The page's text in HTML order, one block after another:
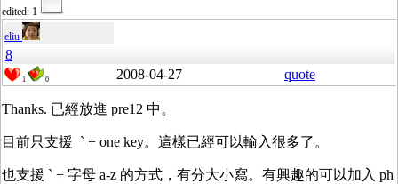
edited: 1
eliu
8
1 0 2008-04-27 quote
Thanks. 已經放進 pre12 中。
目前只支援 ` + one key。這樣已經可以輸入很多了。
也支援 ` + 字母 a-z 的方式，有分大小寫。有興趣的可以加入 ph